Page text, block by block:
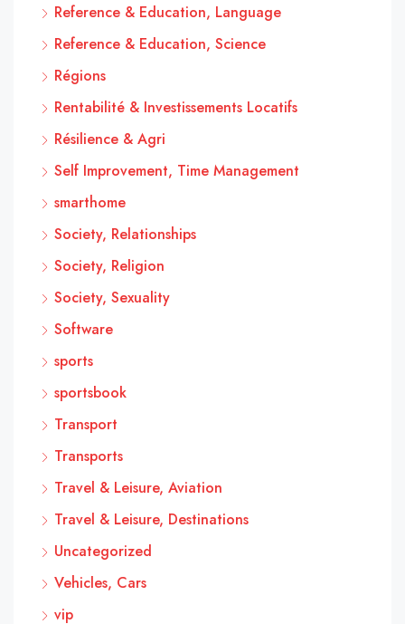
Reference & Education, Language
Reference & Education, Science
Régions
Rentabilité & Investissements Locatifs
Résilience & Agri
Self Improvement, Time Management
smarthome
Society, Relationships
Society, Religion
Society, Sexuality
Software
sports
sportsbook
Transport
Transports
Travel & Leisure, Aviation
Travel & Leisure, Destinations
Uncategorized
Vehicles, Cars
vip